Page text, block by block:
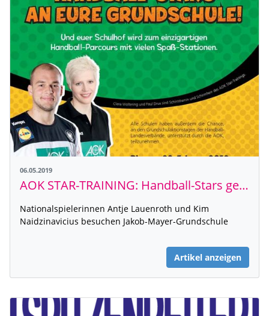
06.05.2019
AOK STAR-TRAINING: Handball-Stars gehen wieder zur Schule!
Nationalspielerinnen Antje Lauenroth und Kim
Naidzinavicius besuchen Jakob-Mayer-Grundschule
Artikel anzeigen